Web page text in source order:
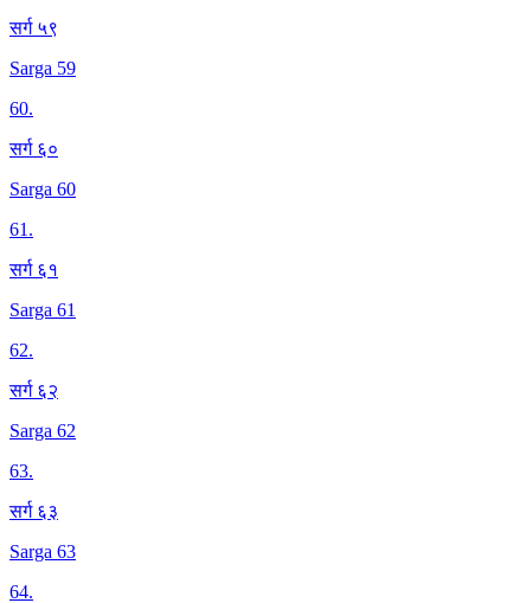
सर्ग ५९
Sarga 59
60.
सर्ग ६०
Sarga 60
61.
सर्ग ६१
Sarga 61
62.
सर्ग ६२
Sarga 62
63.
सर्ग ६३
Sarga 63
64.